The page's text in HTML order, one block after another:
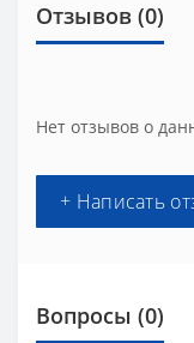
Отзывов (0)
Нет отзывов о
+ Написать
Вопросы (0)